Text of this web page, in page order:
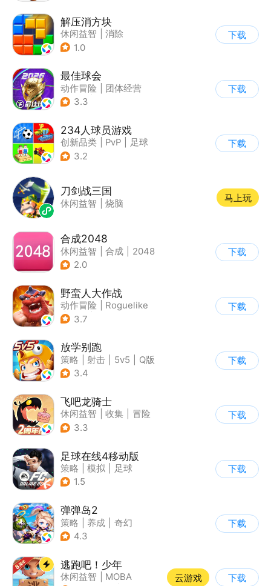
解压消方块
休闲益智
消除
1.0
下载
最佳球会
动作冒险
团体经营
| 足球
3.3
下载
234人球员游戏
创新品类 PvP
足球
| 千人同屏
3.2
下载
刀剑战三国
休闲益智 烧脑
马上玩
合成2048
休闲益智 合成
2048
2.0
下载
野蛮人大作战
动作冒险
Roguelike
| 奇幻
3.7
下载
放学别跑
策略 射击 5v5
Q版
3.4
下载
飞吧龙骑士
休闲益智 收集
冒险
| 宠物
3.3
下载
足球在线4移动版
策略 模拟
足球
| 匹配对战
1.5
下载
弹弹岛2
策略 养成
奇幻
| Q版
4.3
下载
逃跑吧！少年
休闲益智
MOBA
云游戏 下载